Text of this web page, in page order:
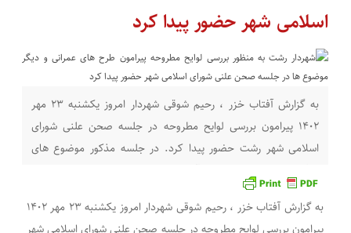
اسلامی شهر حضور پیدا کرد
به گزارش آفتاب خزر ، رحیم شوقی شهردار امروز یکشنبه ۲۳ مهر
۱۴۰۲ پیرامون بررسی لوایح مطروحه در جلسه صحن علنی شورای
اسلامی شهر رشت حضور پیدا کرد. در جلسه مذکور موضوع های
سطح شهر و دیگر موارد با حضور محمدحسین واثق کارگرنیا رئیس
به گزارش آفتاب خزر ، رحیم شوقی شهردار امروز یکشنبه ۲۳ مهر ۱۴۰۲
پیرامون بررسی لوایح مطروحه در جلسه صحن علنی شورای اسلامی شهر